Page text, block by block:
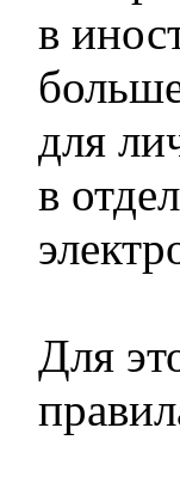
в
для
в
Для